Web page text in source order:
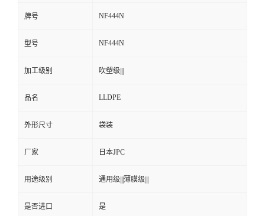
牌号 NF444N
型号 NF444N
加工级别 吹塑级|||
品名 LLDPE
外形尺寸 袋装
厂家 日本JPC
用途级别 通用级|||薄膜级|||
是否进口 是